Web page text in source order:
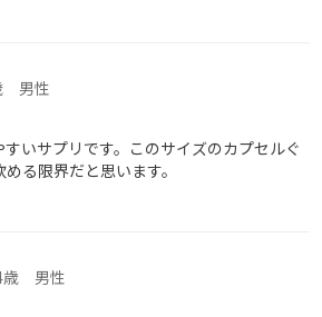
男性
いサプリです。このサイズのカプセルぐ
る限界だと思います。
歳 男性